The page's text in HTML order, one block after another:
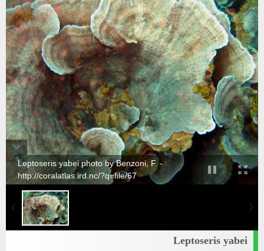
Leptoseris yabei photo by Benzoni, F. -
http://coralatlas.ird.nc/?q=file/67
Leptoseris yabei